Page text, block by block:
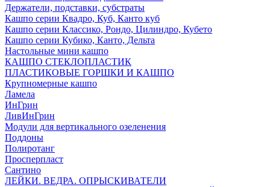
Держатели, подставки, субстраты
Кашпо серии Квадро, Куб, Канто куб
Кашпо серии Классико, Рондо, Цилиндро, Кубето
Кашпо серии Кубико, Канто, Дельта
Настольные мини кашпо
КАШПО СТЕКЛОПЛАСТИК
ПЛАСТИКОВЫЕ ГОРШКИ И КАШПО
Крупномерные кашпо
Ламела
ИнГрин
ЛивИнГрин
Модули для вертикального озеленения
Поддоны
Полиротанг
Просперпласт
Сантино
ЛЕЙКИ. ВЕДРА. ОПРЫСКИВАТЕЛИ